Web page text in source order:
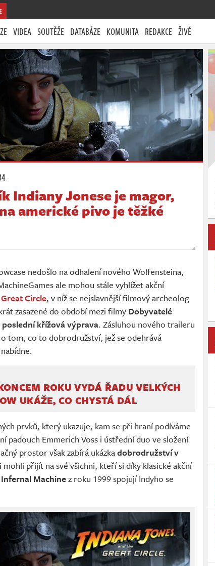
VIDEA SOUTĚŽE DATABÁZE KOMUNITA REDAKCE ŽIVĚ
Indiany Jonese je magor,
americké pivo je těžké
nedošlo na odhalení nového Wolfensteina,
ale mohou stále vyhlížet akční
Circle, v níž se nejslavnější filmový archeolog
zasazené do období mezi filmy Dobyvatelé
poslední křížová výprava. Zásluhou nového traileru
tom, co to dobrodružství, jež se odehrává
ROKU VYDÁ ŘADU VELKÝCH
UKÁŽE, CO CHYSTÁ DÁL
prvků, který ukazuje, kam se při hraní podíváme
padouch Emmerich Voss i ústřední duo ve složení
prostor však zabírá ukázkadobrodružství v
mohli přijít na své všichni, kteří si díky klasické akční
Machinez roku 1999 spojují Indyho se